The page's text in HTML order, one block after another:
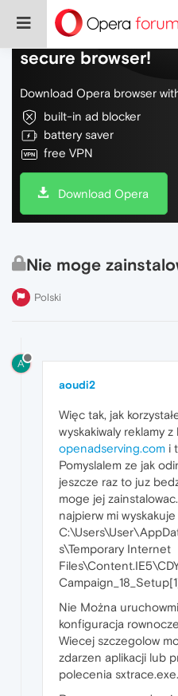
Do more on the
secure browser!
Download Opera browser
built-in ad blocker
battery saver
free VPN
Download Opera
Nie moge
Polski
A
aoudi2
Więc tak, jak
wyskakiwaly reklamy z
openadserving.com i
Pomyslalem ze jak
jeszcze raz to juz
moge jej
najpierw mi
s\Temporary Internet
Nie Można
konfiguracja
Wiecej szczegolow
zdarzen aplikacji lub
polecenia sxtrace.exe.